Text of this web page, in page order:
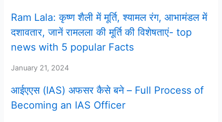
Ram Lala: कृष्ण शैली में मूर्ति, श्यामल रंग, आभामंडल में
दशावतार, जानें रामलला की मूर्ति की विशेषताएं- top
news with 5 popular Facts
January 21, 2024
आईएएस (IAS) अफसर कैसे बने – Full Process of
Becoming an IAS Officer